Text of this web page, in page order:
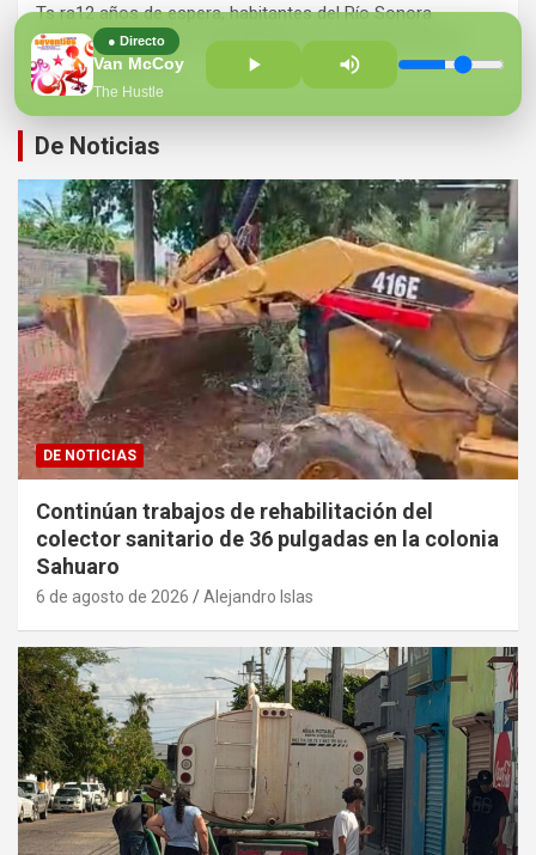
● Directo
Van McCoy
The Hustle
Ts ra12 años de espera, habitantes del Río Sonora
agradecen a Durazo y Sheinbaum por construcción de
Hospital Regional
De Noticias
DE NOTICIAS
Continúan trabajos de rehabilitación del
colector sanitario de 36 pulgadas en la colonia
Sahuaro
6 de agosto de 2026 Alejandro Islas